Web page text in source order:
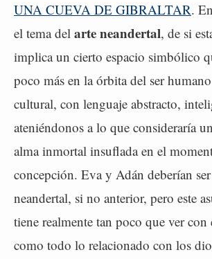
UNA CUEVA DE GIBRALTAR.
el tema del arte neandertal, de si
implica un cierto espacio simbólico
poco más en la órbita del ser
cultural, con lenguaje abstracto,
ateniéndonos a lo que consideraría
alma inmortal insuflada en el
concepción. Eva y Adán deberían
neandertal, si no anterior, pero este
tiene realmente tan poco que ver
como todo lo relacionado con los